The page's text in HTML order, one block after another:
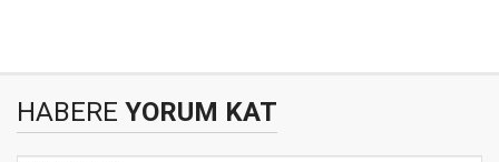
HABERE YORUM KAT